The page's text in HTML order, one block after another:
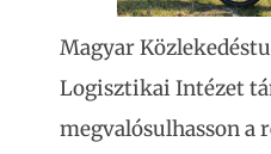
Magyar
Logisztikai Intézet
megvalósulhasson a